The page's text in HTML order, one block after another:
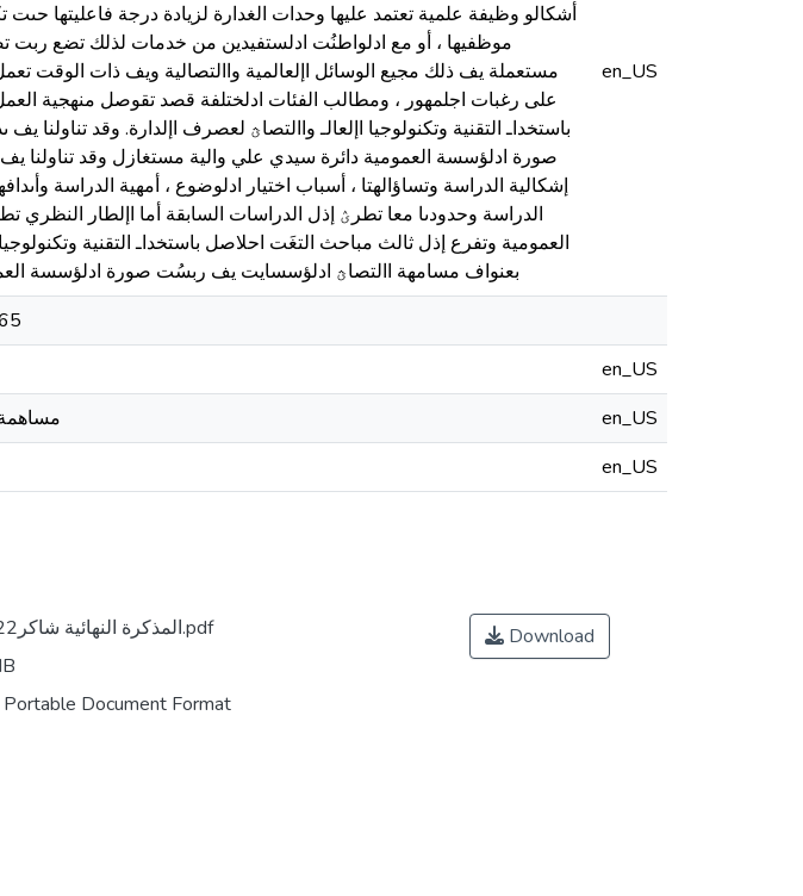
أشكالو وظيفة علمية تعتمد عليها وحدات الغدارة لزيادة درجة فاعليتها
موظفيها ، أو مع ادلواطنُت ادلستفيدين من خدمات لذلك تضع ربت
مستعملة يف ذلك مجيع الوسائل اإلعالمية واالتصالية ويف ذات الوقت تعمل
على رغبات اجلمهور ، ومطالب الفئات ادلختلفة قصد تقوصل منهجية
باستخداـ التقنية وتكنولوجيا اإلعالـ واالتصاؿ لعصرف اإلدارة. وقد
صورة ادلؤسسة العمومية دائرة سيدي علي والية مستغازل وقد تناولنا
إشكالية الدراسة وتساؤالهتا ، أسباب اختيار ادلوضوع ، أمهية الدراسة
الدراسة وحدودىا معا تطرؽ إذل الدراسات السابقة أما اإلطار
العمومية وتفرع إذل ثالث مباحث التغَت احلاصل باستخداـ التقنية وتكنولوجيا
بعنواف مسامهة االتصاؿ ادلؤسسايت يف ربسُت صورة ادلؤسسة
en_US
en_US
en_US
en_US
المذكرة النهائية شاكر2022 (3).pdf
Document Format
Download